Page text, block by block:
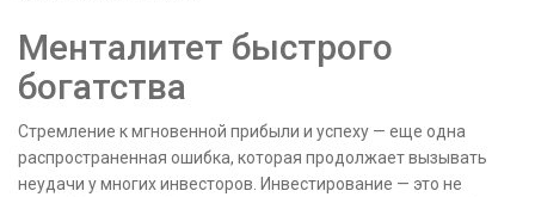
Менталитет быстрого
богатства
Стремление к мгновенной прибыли и успеху — еще одна
распространенная ошибка, которая продолжает вызывать
неудачи у многих инвесторов. Инвестирование — это не